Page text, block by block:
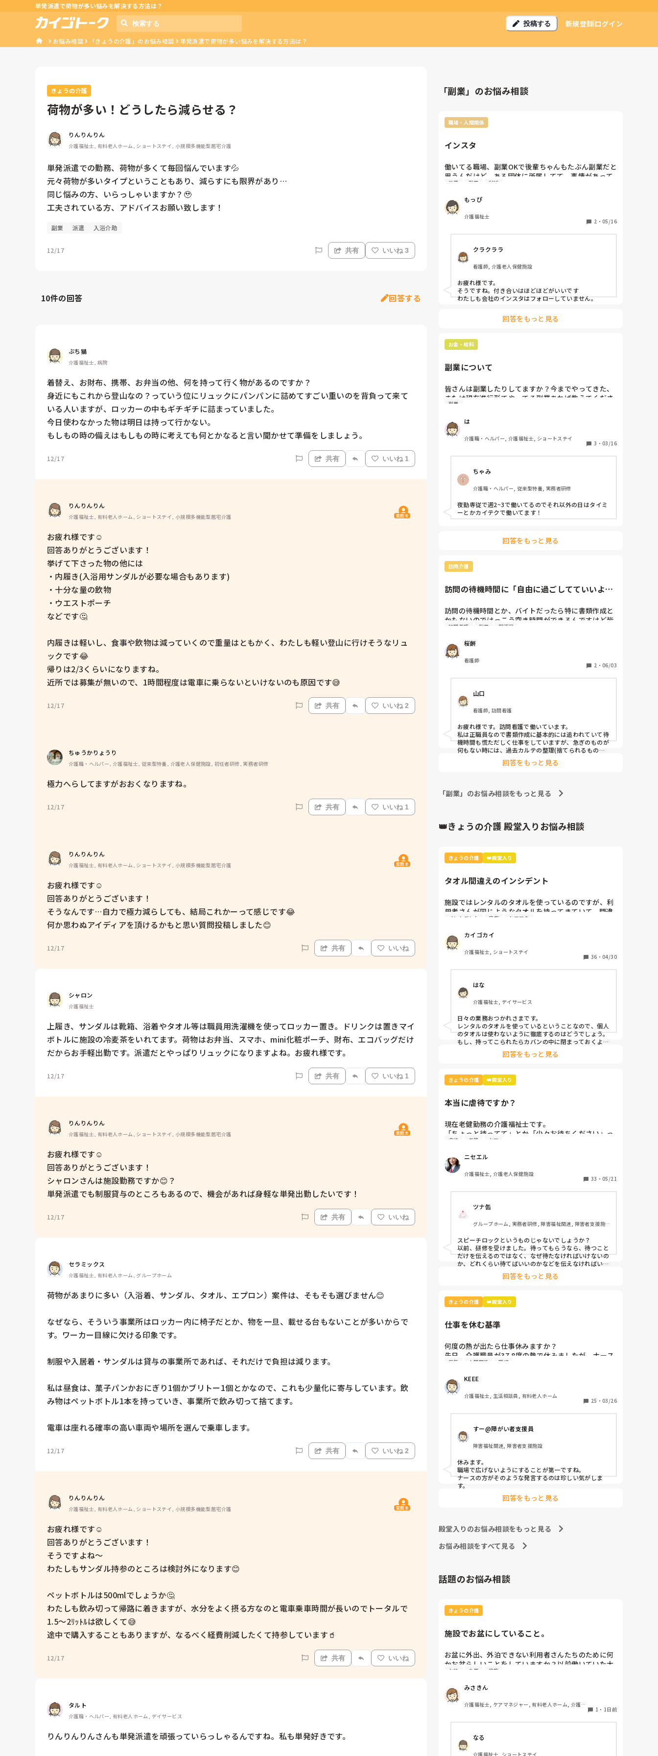
単発派遣で荷物が多い悩みを解決する方法は？
投稿する 新規登録ログイン
お悩み相談 「きょうの介護」のお悩み相談 単発派遣で荷物が多い悩みを解決する方法は？
きょうの介護
荷物が多い！どうしたら減らせる？
りんりんりん
介護福祉士, 有料老人ホーム, ショートステイ, 小規模多機能型居宅介護
単発派遣での勤務、荷物が多くて毎回悩んでいます💦
元々荷物が多いタイプということもあり、減らすにも限界があり…
同じ悩みの方、いらっしゃいますか？🥹
工夫されている方、アドバイスお願い致します！
副業 派遣 入浴介助
12/17 共有 いいね 3
10件の回答 回答する
ぶち猫
介護福祉士, 病院
着替え、お財布、携帯、お弁当の他、何を持って行く物があるのですか？
身近にもこれから登山なの？っていう位にリュックにパンパンに詰めてすごい重いのを背負って来て
いる人いますが、ロッカーの中もギチギチに詰まっていました。
今日使わなかった物は明日は持って行かない。
もしもの時の備えはもしもの時に考えても何とかなると言い聞かせて準備をしましょう。
12/17 共有 いいね 1
りんりんりん
介護福祉士, 有料老人ホーム, ショートステイ, 小規模多機能型居宅介護 質問主
お疲れ様です☺
回答ありがとうございます！
挙げて下さった物の他には
・内履き(入浴用サンダルが必要な場合もあります)
・十分な量の飲物
・ウエストポーチ
などです🤔
内履きは軽いし、食事や飲物は減っていくので重量はともかく、わたしも軽い登山に行けそうなリュ
ックです😂
帰りは2/3くらいになりますね。
近所では募集が無いので、1時間程度は電車に乗らないといけないのも原因です😅
12/17 共有 いいね 2
ちゅうかりょうり
介護職・ヘルパー, 介護福祉士, 従来型特養, 介護老人保健施設, 初任者研修, 実務者研修
極力へらしてますがおおくなりますね。
12/17 共有 いいね 1
りんりんりん
介護福祉士, 有料老人ホーム, ショートステイ, 小規模多機能型居宅介護 質問主
お疲れ様です☺
回答ありがとうございます！
そうなんです…自力で極力減らしても、結局これかーって感じです😂
何か思わぬアイディアを頂けるかもと思い質問投稿しました😊
12/17 共有 いいね
シャロン
介護福祉士
上履き、サンダルは靴箱、浴着やタオル等は職員用洗濯機を使ってロッカー置き。ドリンクは置きマイ
ボトルに施設の冷麦茶をいれてます。荷物はお弁当、スマホ、mini化粧ポーチ、財布、エコバッグだけ
だからお手軽出勤です。派遣だとやっぱりリュックになりますよね。お疲れ様です。
12/17 共有 いいね 1
りんりんりん
介護福祉士, 有料老人ホーム, ショートステイ, 小規模多機能型居宅介護 質問主
お疲れ様です☺
回答ありがとうございます！
シャロンさんは施設勤務ですか😊？
単発派遣でも制服貸与のところもあるので、機会があれば身軽な単発出勤したいです！
12/17 共有 いいね
セラミックス
介護福祉士, 有料老人ホーム, グループホーム
荷物があまりに多い（入浴着、サンダル、タオル、エプロン）案件は、そもそも選びません😊
なぜなら、そういう事業所はロッカー内に椅子だとか、物を一旦、載せる台もないことが多いからで
す。ワーカー目線に欠ける印象です。
制服や入居着・サンダルは貸与の事業所であれば、それだけで負担は減ります。
私は昼食は、菓子パンかおにぎり1個かブリトー1個とかなので、これも少量化に寄与しています。飲
み物はペットボトル1本を持っていき、事業所で飲み切って捨てます。
12/17 共有 いいね 2
りんりんりん
介護福祉士, 有料老人ホーム, ショートステイ, 小規模多機能型居宅介護 質問主
お疲れ様です☺
回答ありがとうございます！
そうですよね〜
わたしもサンダル持参のところは検討外になります😊
ペットボトルは500mlでしょうか🤔
わたしも飲み切って帰路に着きますが、水分をよく摂る方なのと電車乗車時間が長いのでトータルで
1.5〜2ﾘｯﾄﾙは欲しくて😅
途中で購入することもありますが、なるべく経費削減したくて持参しています🥤
12/17 共有 いいね
タルト
介護職・ヘルパー, 有料老人ホーム, デイサービス
りんりんりんさんも単発派遣を頑張っていらっしゃるんですね。私も単発好きです。
「副業」のお悩み相談
職場・人間関係
インスタ
働いてる職場、副業OKで後輩ちゃんもたぶん副業だと
思うんだけど、ある団体に所属してて。事情があって
団体のインスタのフォロワーを集めてるらしく、仕事
すか？よかったらフォローして下さい」ってQRコード
見せながら言ってて。内心声かけないでくれって思い
ながらいたけど、一緒に休憩してたから案の定QRコー
ド見せながら声かけてきて、そこで断ることできずフ
後輩ちゃんに関係あるインスタフォローしたから後輩
ちゃんのインスタフォローしてないの不審がられる気
がする〜。
大体公式とかそういう系のインスタも自分が興味ある
後輩 副業 SNS
もっぴ
介護福祉士
2 ・ 05/16
クラクララ
看護師, 介護老人保健施設
お疲れ様です。
そうですね。付き合いはほどほどがいいです
わたしも会社のインスタはフォローしていません。
回答をもっと見る
お金・給料
副業について
皆さんは副業したりしてますか？今までやってきた、
または現在進行形てやってる副業あれば教えてくださ
い！
副業
は
介護職・ヘルパー, 介護福祉士, ショートステイ
3 ・ 03/16
ちゃみ
介護職・ヘルパー, 従来型特養, 実務者研修
夜勤専従で週2~3で働いてるのでそれ以外の日はタイミ
ーとかカイテクで働いてます！
回答をもっと見る
訪問介護
訪問の待機時間に「自由に過ごしてていいよ」
訪問の待機時間とか、バイトだったら特に書類作成と
かもないのでけっこう空き時間ができるんですけど皆
さん何してますか？
何かありますかと聞いても「ゆっくりしててくれたら
いいよー」とか言われるんでスマホ見てたら別部署か
らクレームが来たから気をつけてとか言われることが
あります。
注意されてるわけではなくて、あくまでも形式上みた
こっそりスマホ見るのは構わないよ。うち暇なんだよ
ね。」といった感じでどうしたらいいのか困ります。
「あいついっつもステーションにいるじゃん」みたい
な感じで言われるんだと思いますが、訪問入ってない
しバイトなんで職員用の鍵ももらえないんで自由に動
けずステーションで待機するしかないんですよね。(ス
テーションを出るにもパスキーがいる所です)
参考書みたいな本を持ち込んだら多少違いますか
最近は待機時間にも行程を入れてくれてたりするんで
訪問看護 副業 理不尽
桜餅
看護師
2 ・ 06/03
山口
看護師, 訪問看護
お疲れ様です。訪問看護で働いています。
私は正職員なので書類作成に基本的には追われていて待
機時間も慌ただしく仕事をしていますが、急ぎのものが
何もない時には、過去カルテの整理(捨てられるものは
捨てる)、物品庫の整理(意外と期限切れとかがある)、掃
除(消毒など、嘔吐対策や感染対策グッズの整理点検
訪問後の情報や記録の整理も受診の信情報提供に役立つ
ことがあるので、受け持ちの方ではなくても情報提供書
待機用のファイルに修了した利用者さんの情報がまだ入
っていたりもするので時々整理するとありがたがられま
けて印刷しておくと他の方も使えていいかもしれませ
ん。
とを見つける視点はどうでしょう？
参考になれば幸いです。
回答をもっと見る
「副業」のお悩み相談をもっと見る
👑きょうの介護 殿堂入りお悩み相談
きょうの介護 👑殿堂入り
タオル間違えのインシデント
施設ではレンタルのタオルを使っているのですが、利
用者さんが同じようなタオルを持ってきていて、間違
えてレンタル業者に出してしまいました。
本人と家族とケアマネとレンタル業者に謝罪して、イ
ンシデントを書きましたが、対策って何？
インシデント 家族 ケアマネ
カイゴカイ
介護福祉士, ショートステイ
36 ・ 04/30
はな
介護福祉士, デイサービス
日々の業務おつかれさまです。
レンタルのタオルを使っているということなので、個人
のタオルは使わないように徹底するのはどうでしょう。
もし、持ってこられたらカバンの中に閉まっておくよう
回答をもっと見る
きょうの介護 👑殿堂入り
本当に虐待ですか？
現在老健勤務の介護福祉士です。
「ちょっと待ってて」とか「少々お待ちください」っ
て言葉、よく使いませんか？私の施設ではこの言葉は
になりました。
つまり虐待と同じ枠組みです。
そんなに悪い言葉ですか？むしろ必要な言葉だと思う
のですがいかがでしょう？
虐待 老健 ケア
ニセエル
介護福祉士, 介護老人保健施設
33 ・ 05/21
ツナ缶
グループホーム, 実務者研修, 障害福祉関連, 障害者支援施
スピーチロックというものじゃないでしょうか？
以前、研修を受けました。待ってもらうなら、待つこと
だけを伝えるのではなく、なぜ待たなければいけないの
か、どれくらい待てばいいのかなどを伝えなければいけ
例えば、「今、〜さんのお手伝いしてるから終わったら
忙しくて難しいときもありますけどね。
回答をもっと見る
きょうの介護 👑殿堂入り
仕事を休む基準
何度の熱が出たら仕事休みますか？
先日、介護職員が37.8度の熱で休みましたが、ナース
2人が「37.8度くらいで休む？私なら休まない。甘え
なら休みます。(平熱が低く微熱でもしんどいので)
皆さんの意見が聞きたいです。
病気 人間関係 職場
KEEE
介護福祉士, 生活相談員, 有料老人ホーム
25 ・ 03/26
すー@障がい者支援員
障害福祉関連, 障害者支援施設
休みます。
職場で広げないようにすることが第一ですね。
ナースの方がそのような発言するのは珍しい気がしま
す。
回答をもっと見る
殿堂入りのお悩み相談をもっと見る
お悩み相談をすべて見る
話題のお悩み相談
きょうの介護
施設でお盆にしていること。
お盆に外出、外泊できない利用者さんたちのために何
かお盆らしいことをしていますか？以前働いていた大
きな施設では実際に住職さんを呼びご焼香できるよう
は、食事内容が変わる、家族が面会に来る…などでし
た。お盆まであと少しです。何かしていることがあれ
ばぜひシェアよろしくお願いします。
お盆 食事 家族
みさきん
介護福祉士, ケアマネジャー, 有料老人ホーム, 介護老
1 ・ 1日前
なる
介護福祉士, ショートステイ